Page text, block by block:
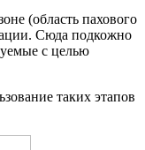
(область пахового
Сюда подкожно
с целью
таких этапов